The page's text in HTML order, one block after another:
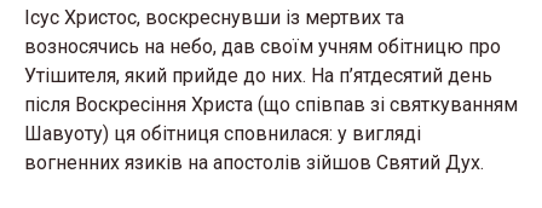
Ісус Христос, воскреснувши із мертвих та
возносячись на небо, дав своїм учням обітницю про
Утішителя, який прийде до них. На п’ятдесятий день
після Воскресіння Христа (що співпав зі святкуванням
Шавуоту) ця обітниця сповнилася: у вигляді
вогненних язиків на апостолів зійшов Святий Дух.